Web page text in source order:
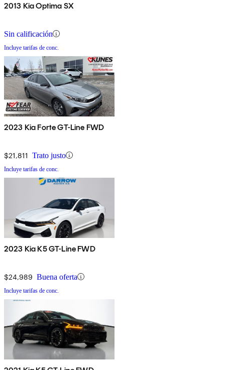
2013 Kia Optima SX
Sin calificación
Incluye tarifas de conc.
2023 Kia Forte GT-Line FWD
$21,811 Trato justo
Incluye tarifas de conc.
2023 Kia K5 GT-Line FWD
$24,989 Buena oferta
Incluye tarifas de conc.